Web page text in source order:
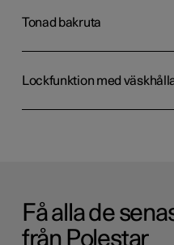
Tonad bakruta
Lockfunktion med
Få alla de
från Polestar